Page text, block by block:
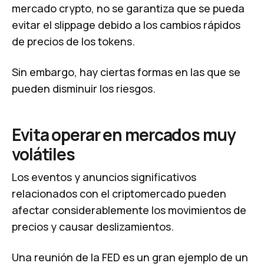
mercado crypto, no se garantiza que se pueda
evitar el slippage debido a los cambios rápidos
de precios de los tokens.
Sin embargo, hay ciertas formas en las que se
pueden disminuir los riesgos.
Evita operar en mercados muy
volátiles
Los eventos y anuncios significativos
relacionados con el criptomercado pueden
afectar considerablemente los movimientos de
precios y causar deslizamientos.
Una reunión de la FED es un gran ejemplo de un